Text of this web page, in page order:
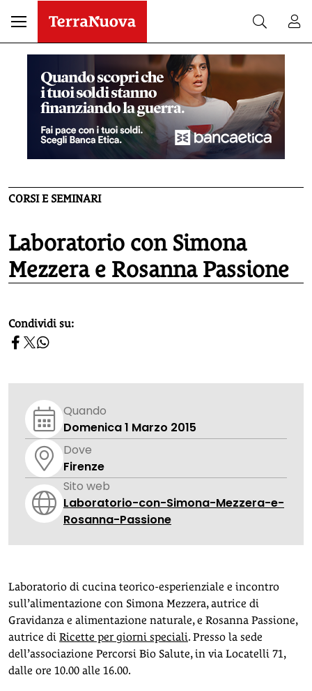
CORSI E SEMINARI
Laboratorio con Simona
Mezzera e Rosanna Passione
homepage h2
Condividi su:
Quando
Domenica 1 Marzo 2015
Dove
Firenze
Sito web
Laboratorio-con-Simona-Mezzera-e-
Rosanna-Passione
Laboratorio di cucina teorico-esperienziale e incontro
sull’alimentazione con Simona Mezzera, autrice di
Gravidanza e alimentazione naturale, e Rosanna Passione,
autrice di Ricette per giorni speciali. Presso la sede
dell’associazione Percorsi Bio Salute, in via Locatelli 71,
dalle ore 10.00 alle 16.00.